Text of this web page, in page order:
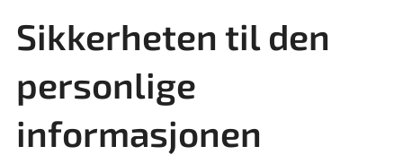
Sikkerheten til den
personlige
informasjonen